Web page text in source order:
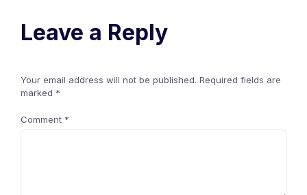
Leave a Reply
Your email address will not be published. Required fields are
marked *
Comment *